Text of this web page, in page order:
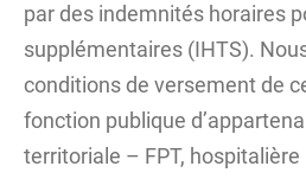
par des indemnités horaires
supplémentaires (IHTS).
conditions de versement de
fonction publique
territoriale – FPT, hospitalière